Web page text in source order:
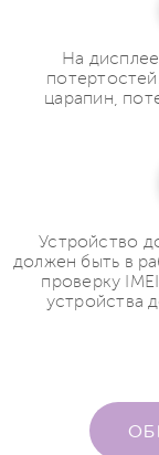
На
царапин,
Устройство
должен быть в
проверку
устройства